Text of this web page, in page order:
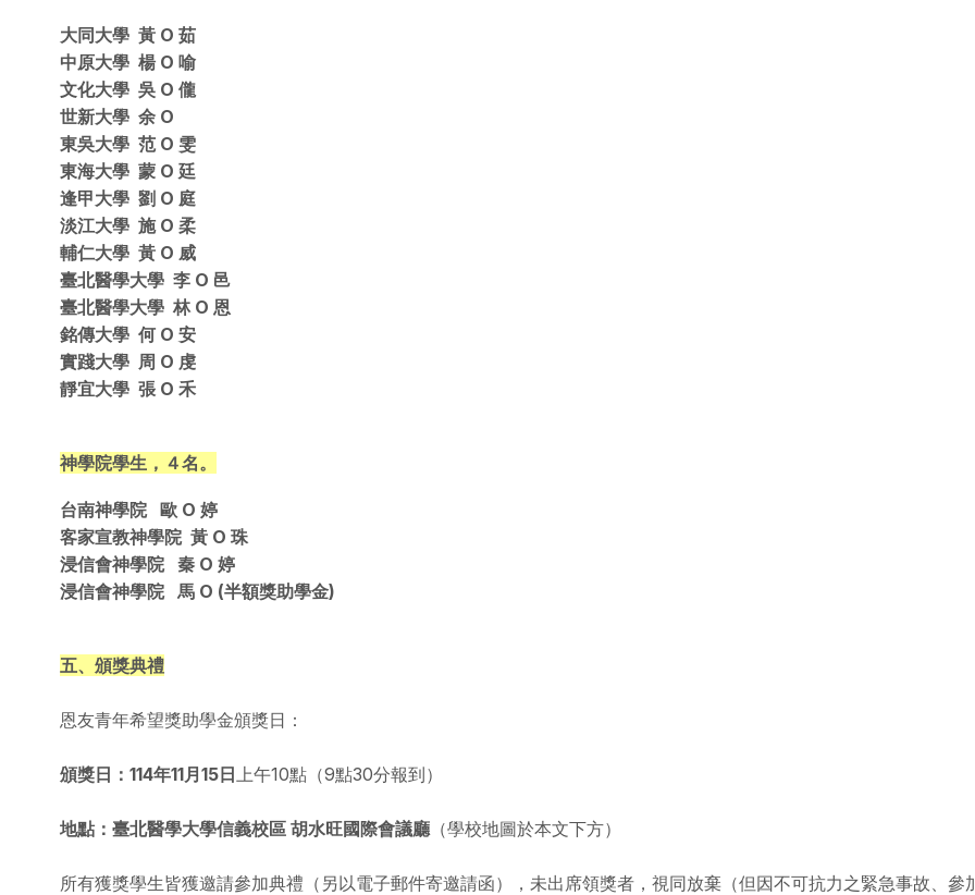
大同大學 黃 O 茹
中原大學 楊 O 喻
文化大學 吳 O 儱
世新大學 余 O
東吳大學 范 O 雯
東海大學 蒙 O 廷
逢甲大學 劉 O 庭
淡江大學 施 O 柔
輔仁大學 黃 O 威
臺北醫學大學 李 O 邑
臺北醫學大學 林 O 恩
銘傳大學 何 O 安
實踐大學 周 O 虔
靜宜大學 張 O 禾
神學院學生，４名。
台南神學院 歐 O 婷
客家宣教神學院 黃 O 珠
浸信會神學院 秦 O 婷
浸信會神學院 馬 O (半額獎助學金)
五、頒獎典禮
恩友青年希望獎助學金頒獎日：
頒獎日：114年11月15日上午10點（9點30分報到）
地點：臺北醫學大學信義校區 胡水旺國際會議廳（學校地圖於本文下方）
所有獲獎學生皆獲邀請參加典禮（另以電子郵件寄邀請函），未出席領獎者，視同放棄（但因不可抗力之緊急事故、參